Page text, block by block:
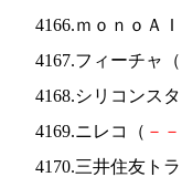
4166.ｍｏｎｏＡ
4167.フィーチャ（
4168.シリコンス
4169.ニレコ（ － －
4170.三井住友ト